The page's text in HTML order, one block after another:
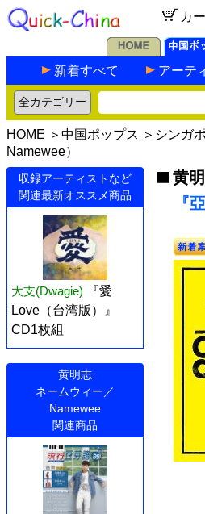
カ
新着すべて アーテ
HOME ＞ 中国ポップス ＞ シンガ
Namewee）
収録アーティストなど
関連最新オススメ商品
大支(Dwagie)
『愛
Love（台湾版）』
CD1枚組
黄明志
ネームウィー／
Namewee
関連商品
黄
『